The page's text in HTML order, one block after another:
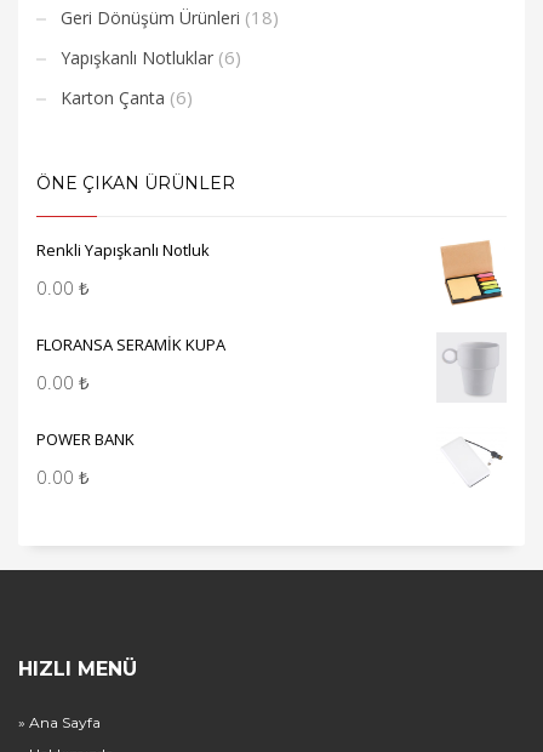
Geri Dönüşüm Ürünleri (18)
Yapışkanlı Notluklar (6)
Karton Çanta (6)
ÖNE ÇIKAN ÜRÜNLER
Renkli Yapışkanlı Notluk
0.00 ₺
FLORANSA SERAMİK KUPA
0.00 ₺
POWER BANK
0.00 ₺
HIZLI MENÜ
» Ana Sayfa